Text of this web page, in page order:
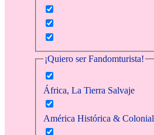
¡Quiero ser Fandomturista!
África, La Tierra Salvaje
América Histórica & Colonial